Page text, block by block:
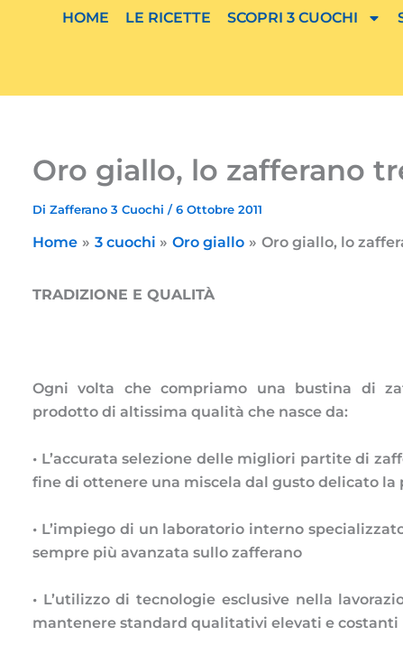
HOME LE RICETTE SCOPRI 3 CUOCHI
Oro giallo, lo zafferano
Di Zafferano 3 Cuochi /6 Ottobre 2011
Home 3 cuochi Oro giallo Oro giallo, lo
TRADIZIONE E QUALITÀ
Ogni volta che compriamo una bustina di
prodotto di altissima qualità che nasce da:
• L’accurata selezione delle migliori partite di
fine di ottenere una miscela dal gusto delicato
• L’impiego di un laboratorio interno
sempre più avanzata sullo zafferano
• L’utilizzo di tecnologie esclusive nella
mantenere standard qualitativi elevati e costanti